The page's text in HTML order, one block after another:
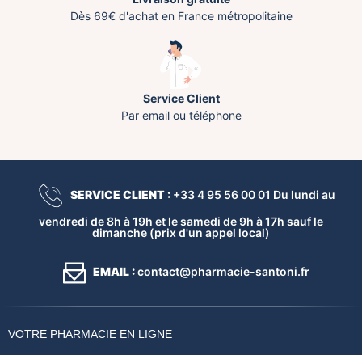
Dès 69€ d'achat en France métropolitaine
Service Client
Par email ou téléphone
SERVICE CLIENT :+33 4 95 56 00 01 Du lundi au
vendredi de 8h à 19h et le samedi de 9h à 17h sauf le
dimanche (prix d'un appel local)
EMAIL :contact@pharmacie-santoni.fr
VOTRE PHARMACIE EN LIGNE